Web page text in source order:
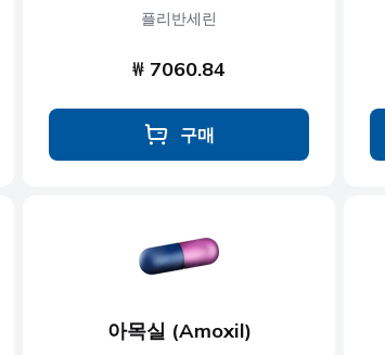
플리반세린
₩ 7060.84
구매
아목실 (Amoxil)